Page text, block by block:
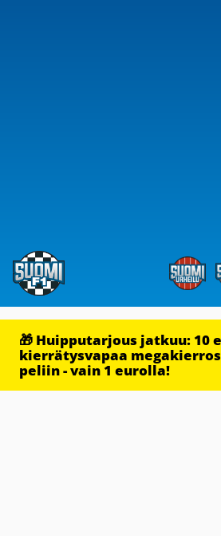
🎁 Huipputarjous jatkuu: 10
kierrätysvapaa
peliin - vain 1 eurolla!